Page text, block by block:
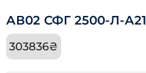
АВ02 СФГ 2500-Л-А21
303836₴